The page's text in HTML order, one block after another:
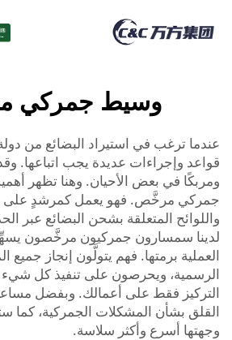
وسيط جمركي
عندما ترغب في استيراد البضائع من
قواعد وإجراءات عديدة يجب اتباعها.
ومربكًا في بعض الأحيان. وهنا تظهر
جمركي مرخَّص. فهو يعمل كمرشدٍ على
لدينا سمسارون جمركيون مرخَّصون
العملية برمتها. فهم يتولَّون إنجاز جميع
الرسمية، ويحرصون على تنفيذ كل شيء
التركيز فقط على أعمالك. وبفضل
القلق بشأن المشكلات الجمركية، كما
وجهتها أسرع وأكثر سلاسة.